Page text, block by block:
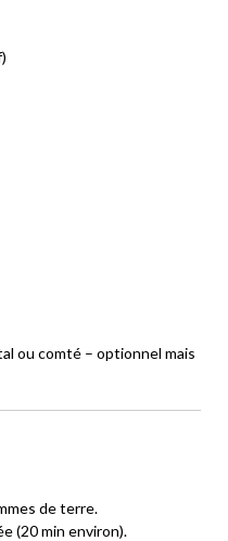
ou comté – optionnel mais
de terre.
(20 min environ).